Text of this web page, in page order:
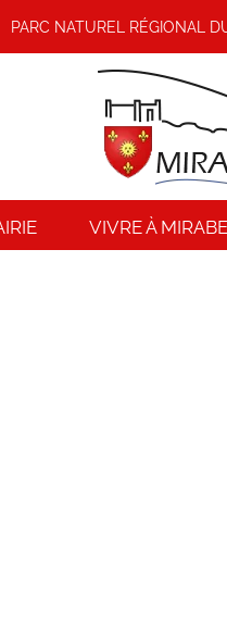
PARC NATUREL RÉGIONAL
VIVRE À